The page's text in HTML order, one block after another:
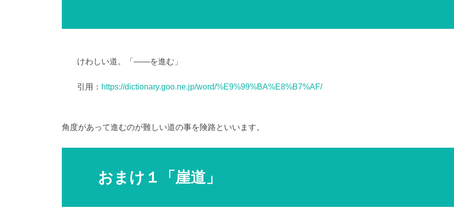
けわしい道。「――を進む」
引用： https://dictionary.goo.ne.jp/word/%E9%99%BA%E8%B7%AF/
角度があって進むのが難しい道の事を険路といいます。
おまけ１「崖道」